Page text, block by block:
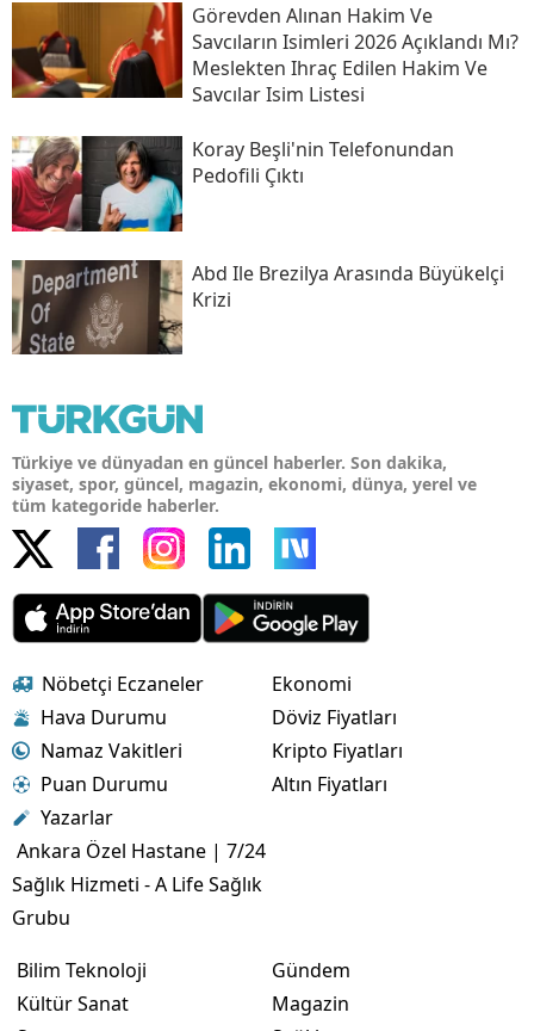
Görevden Alınan Hakim Ve
Savcıların Isimleri 2026 Açıklandı Mı?
Meslekten Ihraç Edilen Hakim Ve
Savcılar Isim Listesi
Koray Beşli'nin Telefonundan
Pedofili Çıktı
Abd Ile Brezilya Arasında Büyükelçi
Krizi
Türkiye ve dünyadan en güncel haberler. Son dakika,
siyaset, spor, güncel, magazin, ekonomi, dünya, yerel ve
tüm kategoride haberler.
Nöbetçi Eczaneler
Hava Durumu
Namaz Vakitleri
Puan Durumu
Yazarlar
Ankara Özel Hastane | 7/24
Sağlık Hizmeti - A Life Sağlık
Grubu
Ekonomi
Döviz Fiyatları
Kripto Fiyatları
Altın Fiyatları
Bilim Teknoloji
Kültür Sanat
Gündem
Magazin